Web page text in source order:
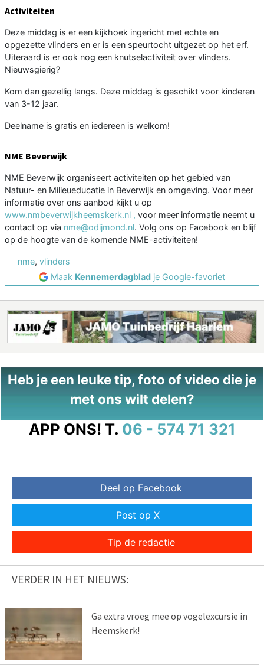
Activiteiten
Deze middag is er een kijkhoek ingericht met echte en
opgezette vlinders en er is een speurtocht uitgezet op het erf.
Uiteraard is er ook nog een knutselactiviteit over vlinders.
Nieuwsgierig?
Kom dan gezellig langs. Deze middag is geschikt voor kinderen
van 3-12 jaar.
Deelname is gratis en iedereen is welkom!
NME Beverwijk
NME Beverwijk organiseert activiteiten op het gebied van
Natuur- en Milieueducatie in Beverwijk en omgeving. Voor meer
informatie over ons aanbod kijkt u op
www.nmbeverwijkheemskerk.nl , voor meer informatie neemt u
contact op via nme@odijmond.nl. Volg ons op Facebook en blijf
op de hoogte van de komende NME-activiteiten!
nme, vlinders
Maak Kennemerdagblad je Google-favoriet
Heb je een leuke tip, foto of video die je
met ons wilt delen?
APP ONS! T. 06 - 574 71 321
Deel op Facebook
Post op X
Tip de redactie
VERDER IN HET NIEUWS:
Ga extra vroeg mee op vogelexcursie in
Heemskerk!